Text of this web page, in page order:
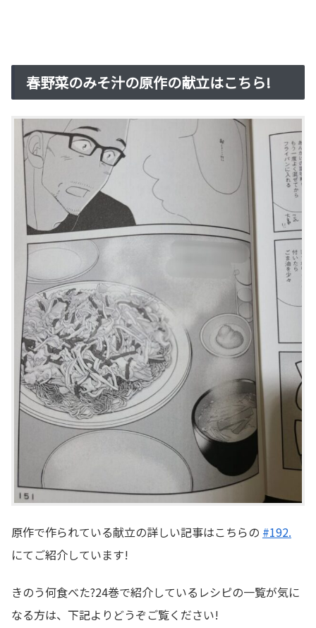
春野菜のみそ汁の原作の献立はこちら!
原作で作られている献立の詳しい記事はこちらの #192.
にてご紹介しています!
きのう何食べた?24巻で紹介しているレシピの一覧が気に
なる方は、下記よりどうぞご覧ください!